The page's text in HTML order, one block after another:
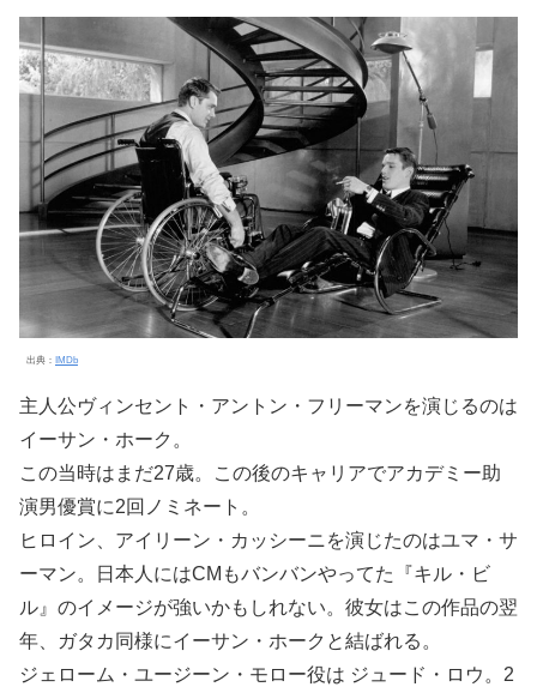
出典： IMDb
主人公ヴィンセント・アントン・フリーマンを演じるのは
イーサン・ホーク。
この当時はまだ27歳。この後のキャリアでアカデミー助
演男優賞に2回ノミネート。
ヒロイン、アイリーン・カッシーニを演じたのはユマ・サ
ーマン。日本人にはCMもバンバンやってた『キル・ビ
ル』のイメージが強いかもしれない。彼女はこの作品の翌
年、ガタカ同様にイーサン・ホークと結ばれる。
ジェローム・ユージーン・モロー役は ジュード・ロウ。2